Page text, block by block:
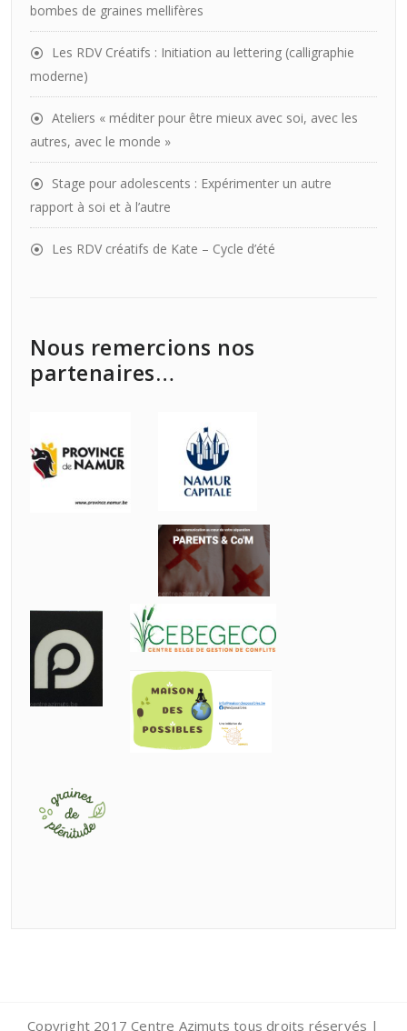
bombes de graines mellifères
Les RDV Créatifs : Initiation au lettering (calligraphie
moderne)
Ateliers « méditer pour être mieux avec soi, avec les
autres, avec le monde »
Stage pour adolescents : Expérimenter un autre
rapport à soi et à l’autre
Les RDV créatifs de Kate – Cycle d’été
Nous remercions nos
partenaires…
Copyright 2017 Centre Azimuts tous droits réservés |